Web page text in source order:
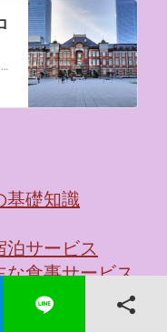
これまでやったことのなかった盲点ソロ活、“なんでもない日にシティホテルに泊まる”。ソロ活女子のススメ,ソロシティホテル
基礎知識
泊サービス
な食事サービス
カーと特徴